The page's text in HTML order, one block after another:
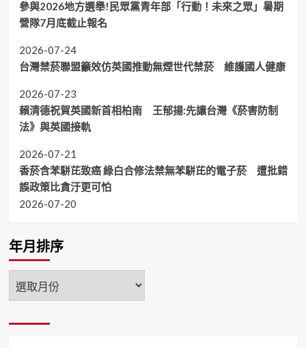
參與2026地方選舉!民眾黨青年部「行動！未來之眾」暑期
營隊7月底截止報名
2026-07-24
台灣禁菸聯盟籲效仿英國推動無煙世代禁菸 維護國人健康
2026-07-23
賴清德祝賀英國新首相柏南 王郁揚:先讓台灣《菸害防制
法》與英國接軌
2026-07-21
香菸含苯駢芘致癌 綠白合修法禁無苯駢芘的電子菸 遭批錯
誤政策比貪汙更可怕
2026-07-20
年月排序
年
月